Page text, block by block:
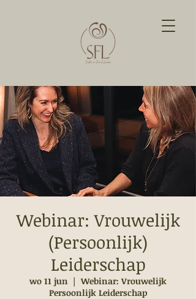
Webinar: Vrouwelijk
(Persoonlijk)
Leiderschap
wo 11 jun
  |
Webinar: Vrouwelijk
Persoonlijk Leiderschap